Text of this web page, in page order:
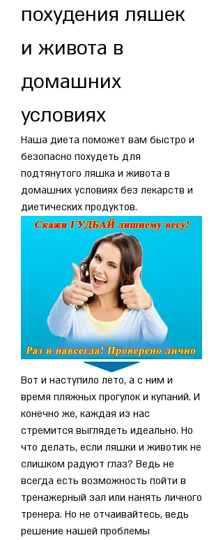
похудения ляшек
и живота в
домашних
условиях
Наша диета поможет вам быстро и
безопасно похудеть для
подтянутого ляшка и живота в
домашних условиях без лекарств и
диетических продуктов.
Вот и наступило лето, а с ним и
время пляжных прогулок и купаний. И
конечно же, каждая из нас
стремится выглядеть идеально. Но
что делать, если ляшки и животик не
слишком радуют глаз? Ведь не
всегда есть возможность пойти в
тренажерный зал или нанять личного
тренера. Но не отчаивайтесь, ведь
решение нашей проблемы